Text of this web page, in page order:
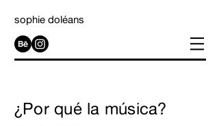
sophie doléans
¿Por qué la música?